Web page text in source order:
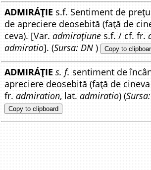
ADMIRÁȚIE s.f. Sentiment de
de apreciere deosebită (față de
ceva). [Var.admirațiune s.f. / cf. fr.
admiratio]. (Sursa: DN ) Copy to
ADMIRÁȚIE s. f. sentiment de
apreciere deosebită (față de
fr.admiration, lat.admiratio) (
Copy to clipboard